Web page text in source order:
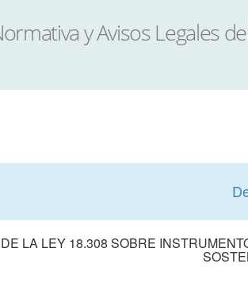
LA LEY 18.308 SOBRE